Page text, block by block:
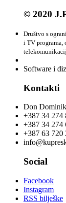
© 2020
Društvo s
i TV
Software i
Kontakti
Don
+387 34 274
+387 34 274
+387 63 720
Social
Facebook
Instagram
RSS bilješke